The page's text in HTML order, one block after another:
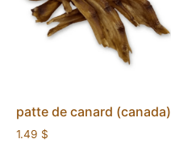
patte de canard (canada)
1.49 $